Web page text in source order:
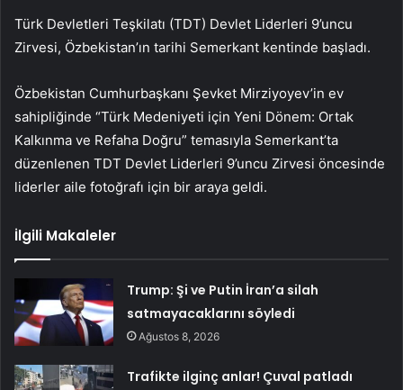
Türk Devletleri Teşkilatı (TDT) Devlet Liderleri 9’uncu
Zirvesi, Özbekistan’ın tarihi Semerkant kentinde başladı.
Özbekistan Cumhurbaşkanı Şevket Mirziyoyev’in ev
sahipliğinde “Türk Medeniyeti için Yeni Dönem: Ortak
Kalkınma ve Refaha Doğru” temasıyla Semerkant’ta
düzenlenen TDT Devlet Liderleri 9’uncu Zirvesi öncesinde
liderler aile fotoğrafı için bir araya geldi.
İlgili Makaleler
Trump: Şi ve Putin İran’a silah
satmayacaklarını söyledi
Ağustos 8, 2026
Trafikte ilginç anlar! Çuval patladı